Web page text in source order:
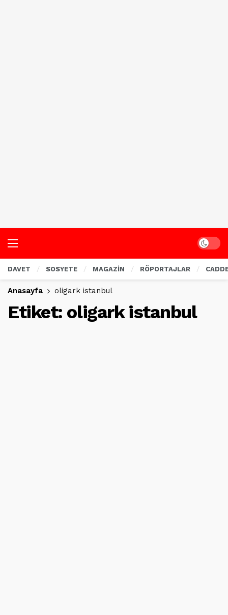
Dark
DAVET SOSYETE MAGAZİN RÖPORTAJLAR
Anasayfa oligark istanbul
Etiket: oligark istanbul